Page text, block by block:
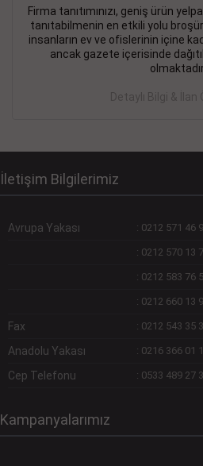
Firma tanıtımınızı, geniş ürün
tanıtabilmenin en etkili yolu
insanların ev ve ofislerinin içine
ancak gazete içerisinde
Detaylı Bilgi & İlan
İletişim Bilgilerimiz
Avrupa Yakası : 0212 571 46
: 0212 570 13
: 0212 583 76
: 0212 660 13
Fax : 0212 543 35
Anadolu Yakası : 0216 366 01
Cep Telefonu : 0533 489 27
Kampanyalarımız
DEVREMÜLK KİRALIK İlanı-
SİNYE Tekstile Şoförlüğü olan 35
elemanı alınacaktır. Osmanbey,